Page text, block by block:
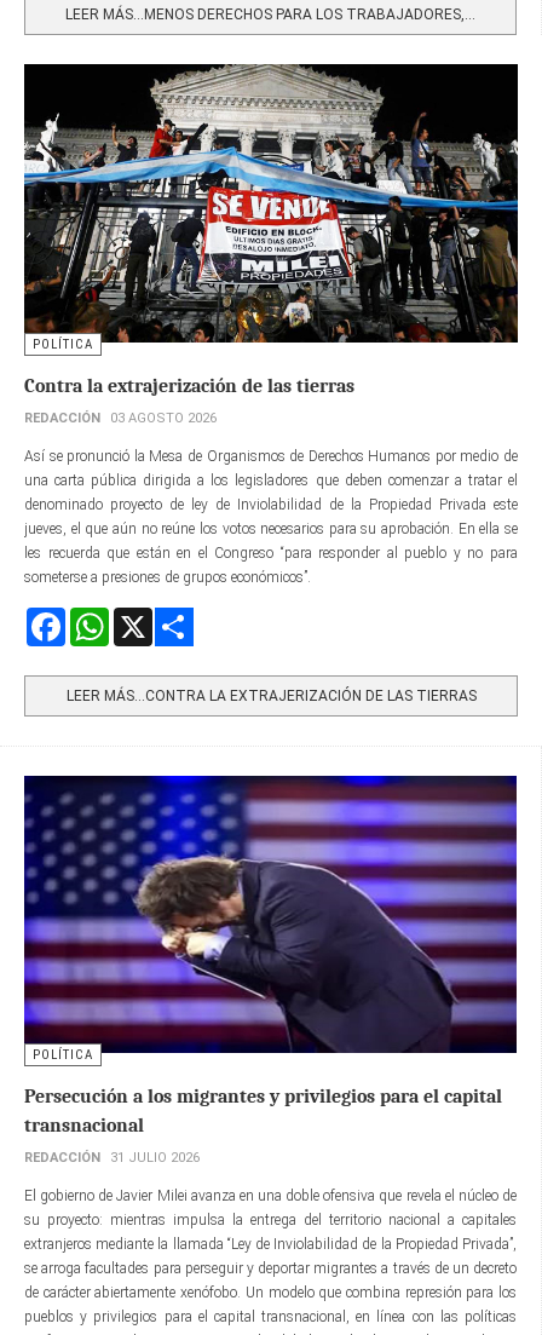
LEER MÁS…MENOS DERECHOS PARA LOS TRABAJADORES,...
POLÍTICA
Contra la extrajerización de las tierras
REDACCIÓN 03 AGOSTO 2026
Así se pronunció la Mesa de Organismos de Derechos Humanos por medio de
una carta pública dirigida a los legisladores que deben comenzar a tratar el
denominado proyecto de ley de Inviolabilidad de la Propiedad Privada este
jueves, el que aún no reúne los votos necesarios para su aprobación. En ella se
les recuerda que están en el Congreso “para responder al pueblo y no para
someterse a presiones de grupos económicos”.
FacebookWhatsApp
LEER MÁS…CONTRA LA EXTRAJERIZACIÓN DE LAS TIERRAS
POLÍTICA
Persecución a los migrantes y privilegios para el capital
transnacional
REDACCIÓN 31 JULIO 2026
El gobierno de Javier Milei avanza en una doble ofensiva que revela el núcleo de
su proyecto: mientras impulsa la entrega del territorio nacional a capitales
extranjeros mediante la llamada “Ley de Inviolabilidad de la Propiedad Privada”,
se arroga facultades para perseguir y deportar migrantes a través de un decreto
de carácter abiertamente xenófobo. Un modelo que combina represión para los
pueblos y privilegios para el capital transnacional, en línea con las políticas